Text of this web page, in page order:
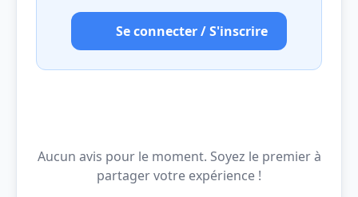
Se connecter / S'inscrire
Aucun avis pour le moment. Soyez le premier à
partager votre expérience !